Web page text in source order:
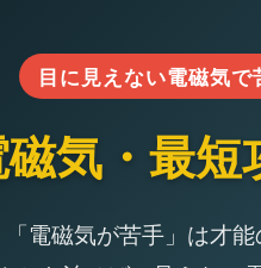
目に見えない電磁気
磁気・最短
「電磁気が苦手」は才